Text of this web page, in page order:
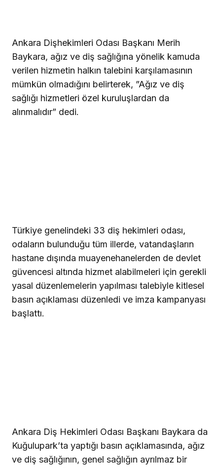
Ankara Dişhekimleri Odası Başkanı Merih
Baykara, ağız ve diş sağlığına yönelik kamuda
verilen hizmetin halkın talebini karşılamasının
mümkün olmadığını belirterek, ”Ağız ve diş
sağlığı hizmetleri özel kuruluşlardan da
alınmalıdır” dedi.
Türkiye genelindeki 33 diş hekimleri odası,
odaların bulunduğu tüm illerde, vatandaşların
hastane dışında muayenehanelerden de devlet
güvencesi altında hizmet alabilmeleri için gerekli
yasal düzenlemelerin yapılması talebiyle kitlesel
basın açıklaması düzenledi ve imza kampanyası
başlattı.
Ankara Diş Hekimleri Odası Başkanı Baykara da
Kuğulupark’ta yaptığı basın açıklamasında, ağız
ve diş sağlığının, genel sağlığın ayrılmaz bir